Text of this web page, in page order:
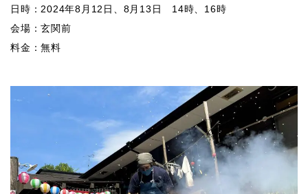
日時：2024年8月12日、8月13日 14時、16時
会場：玄関前
料金：無料